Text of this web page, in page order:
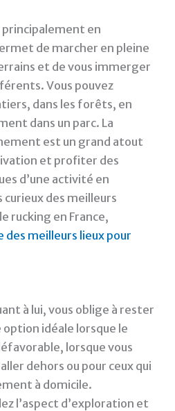
principalement en
de marcher en pleine
et de vous immerger
Vous pouvez
dans les forêts, en
dans un parc. La
est un grand atout
et profiter des
d’une activité en
des meilleurs
rucking en France,
des meilleurs lieux pour
à lui, vous oblige à rester
option idéale lorsque le
lorsque vous
dehors ou pour ceux qui
à domicile.
l’aspect d’exploration et